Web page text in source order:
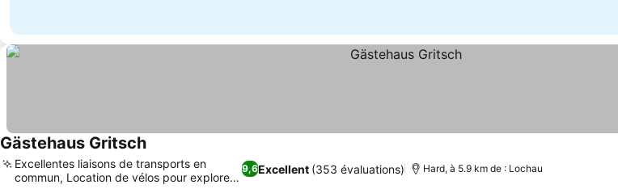
Gästehaus Gritsch
9,6Excellent (353 évaluations)
Excellentes liaisons de transports en
commun, Location de vélos pour explorer
Hard, à 5.9 km de : Lochau